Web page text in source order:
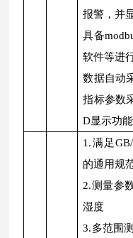
报警，并
具备
软件等进
数据自动
指标参数
D显示功能
1.满足
的通用规
2.测量参
湿度
3.多范围